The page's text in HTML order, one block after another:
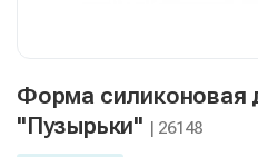
Форма силиконовая
"Пузырьки" | 26148